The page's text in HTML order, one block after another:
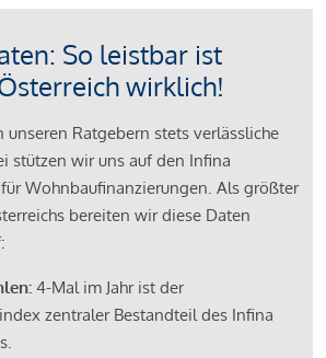
So leistbar ist
wirklich!
Ratgebern stets verlässliche
stützen wir uns auf den Infina
Wohnbaufinanzierungen. Als größter
bereiten wir diese Daten
4-Mal im Jahr ist der
zentraler Bestandteil des Infina